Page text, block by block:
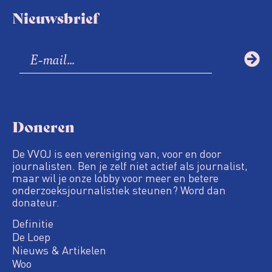
Nieuwsbrief
Doneren
De VVOJ is een vereniging van, voor en door
journalisten. Ben je zelf niet actief als journalist,
maar wil je onze lobby voor meer en betere
onderzoeksjournalistiek steunen? Word dan
donateur.
Definitie
De Loep
Nieuws & Artikelen
Woo